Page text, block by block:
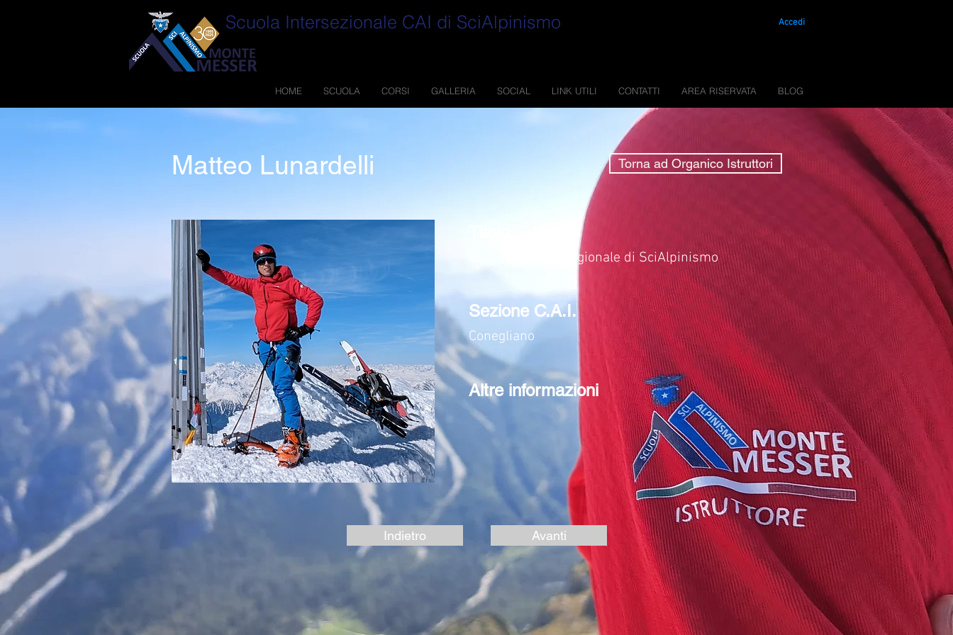
Scuola Intersezionale CAI di SciAlpinismo Accedi
HOME SCUOLA CORSI GALLERIA SOCIAL LINK UTILI CONTATTI AREA RISERVATA BLOG
Matteo Lunardelli Torna ad Organico Istruttori
ISA - Istruttore Regionale di SciAlpinismo
Sezione C.A.I.
Conegliano
Altre informazioni
Avanti
Indietro